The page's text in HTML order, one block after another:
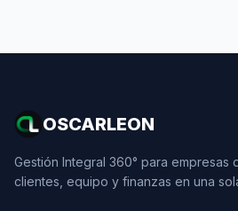
OSCARLEON
Gestión Integral 360° para empresas
clientes, equipo y finanzas en una